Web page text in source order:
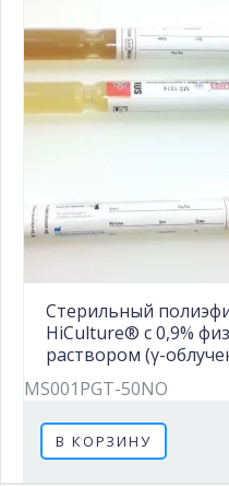
Стерильный
HiCulture® с 0,9%
раствором (γ-
MS001PGT-50NO
В КОРЗИНУ